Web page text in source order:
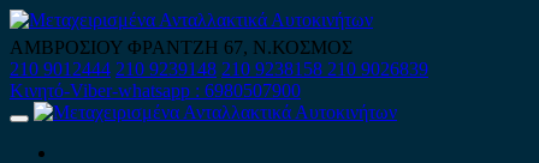
Skip
to
content
ΑΜΒΡΟΣΙΟΥ ΦΡΑΝΤΖΗ 67, Ν.ΚΟΣΜΟΣ
210 9012444 210 9239148 210 9238158 210 9026839
Κινητό-Viber-whatsapp : 6980507900
Primary